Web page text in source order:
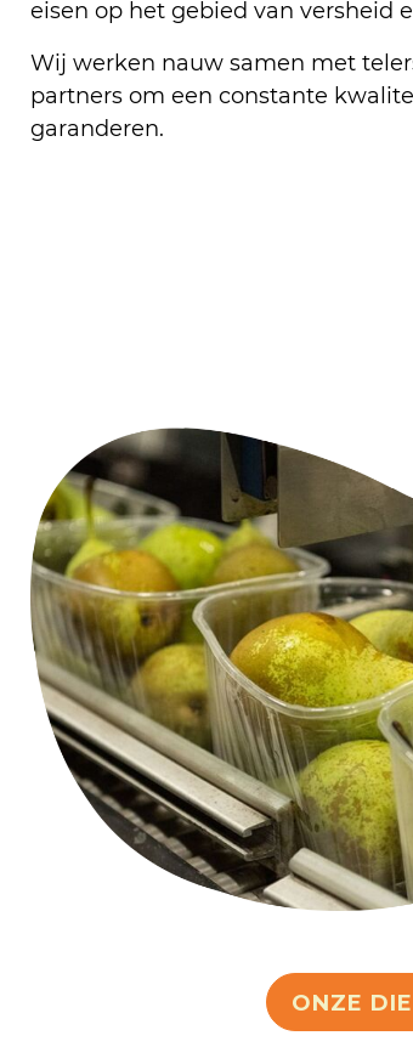
eisen op het gebied van versheid
Wij werken nauw samen met
partners om een constante
garanderen.
ONZE